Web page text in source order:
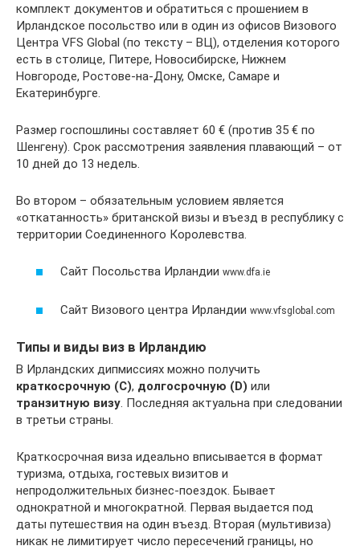
комплект документов и обратиться с прошением в
Ирландское посольство или в один из офисов Визового
Центра VFS Global (по тексту – ВЦ), отделения которого
есть в столице, Питере, Новосибирске, Нижнем
Новгороде, Ростове-на-Дону, Омске, Самаре и
Екатеринбурге.
Размер госпошлины составляет 60 € (против 35 € по
Шенгену). Срок рассмотрения заявления плавающий – от
10 дней до 13 недель.
Во втором – обязательным условием является
«откатанность» британской визы и въезд в республику с
территории Соединенного Королевства.
Сайт Посольства Ирландии www.dfa.ie
Сайт Визового центра Ирландии www.vfsglobal.com
Типы и виды виз в Ирландию
В Ирландских дипмиссиях можно получить
краткосрочную (С), долгосрочную (D) или
транзитную визу. Последняя актуальна при следовании
в третьи страны.
Краткосрочная виза идеально вписывается в формат
туризма, отдыха, гостевых визитов и
непродолжительных бизнес-поездок. Бывает
однократной и многократной. Первая выдается под
даты путешествия на один въезд. Вторая (мультивиза)
никак не лимитирует число пересечений границы, но